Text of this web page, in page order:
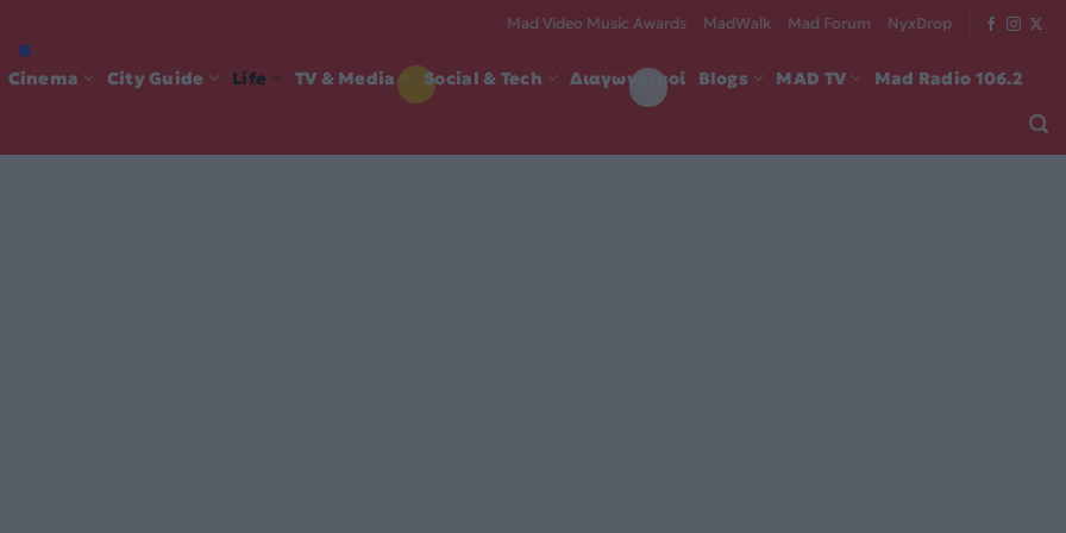
Mad Video Music Awards MadWalk Mad Forum NyxDrop
Cinema City Guide Life TV & Media Social & Tech Διαγωνισμοί Blogs MAD TV Mad Radio 106.2